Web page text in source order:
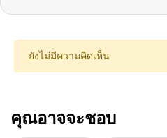
ยังไม่มีความคิดเห็น
คุณอาจจะชอบ